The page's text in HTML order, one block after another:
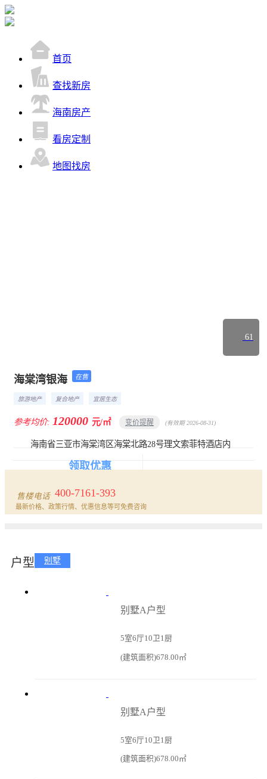
首页
查找新房
海南房产
看房定制
地图找房
61
楼盘首页
海棠湾银海 在售
旅游地产 复合地产 宜居生态
参考均价: 120000 元/㎡ 变价提醒 (有效期 2026-08-31)
海南省三亚市海棠湾区海棠北路28号理文索菲特酒店内
领取优惠
报名看房
售楼电话 400-7161-393
最新价格、政策行情、优惠信息等可免费咨询
户型 别墅
别墅A户型
5室6厅10卫1厨
(建筑面积)678.00㎡
别墅A户型
5室6厅10卫1厨
(建筑面积)678.00㎡